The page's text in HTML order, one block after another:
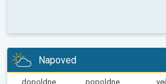
Napoved
dopoldne popoldne